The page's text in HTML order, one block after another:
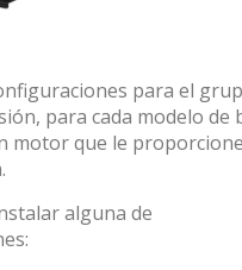
para el
para cada modelo de
motor que le
alguna de